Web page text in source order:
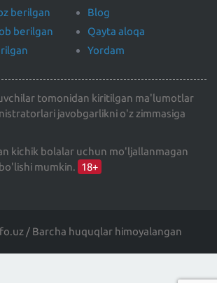
berilgan
berilgan
Blog
Qayta aloqa
Yordam
tomonidan kiritilgan ma'lumotlar
javobgarlikni o'z zimmasiga
kichik bolalar uchun mo'ljallanmagan
mumkin. 18+
/ Barcha huquqlar himoyalangan